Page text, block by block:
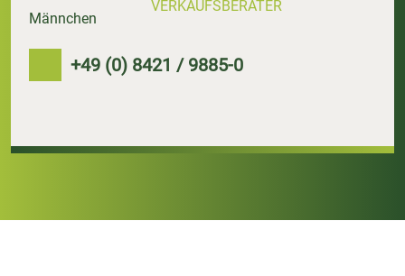
VERKAUFSBERATER
+49 (0) 8421 / 9885-0